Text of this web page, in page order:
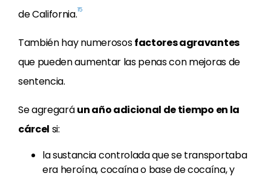
de California.15
También hay numerososfactores agravantes
que pueden aumentar las penas con mejoras de
sentencia.
Se agregaráun año adicional de tiempo en la
cárcel si:
la sustancia controlada que se transportaba
era heroína, cocaína o base de cocaína, y